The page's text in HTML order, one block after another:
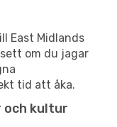
East Midlands
om du jagar
tid att åka.
och kultur